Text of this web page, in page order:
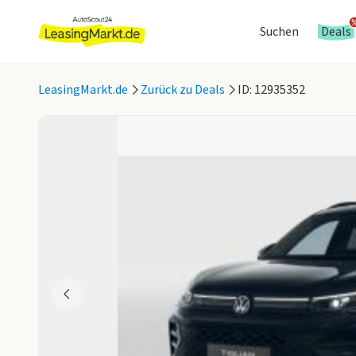
Suchen Deals
LeasingMarkt.de Zurück zu Deals ID: 12935352